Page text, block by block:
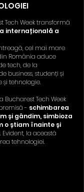
Tech Week transformă
internațională a
cel mai mare
România aduce
tech, de la
business, studenți și
și tehnologie.
Bucharest Tech Week
- schimbarea
și gândim, simbioza
o știam înainte și
. Evident, la această
tehnologiei.